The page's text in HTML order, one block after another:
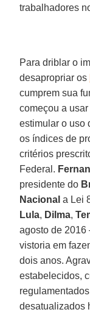
trabalhadores
Para driblar o
desapropriar os
cumprem sua
começou a
estimular o uso
os índices de
critérios
Federal.
presidente do
Nacional a Lei
Lula, Dilma,
agosto de 2016
vistoria em
dois anos.
estabelecidos,
desatualizados